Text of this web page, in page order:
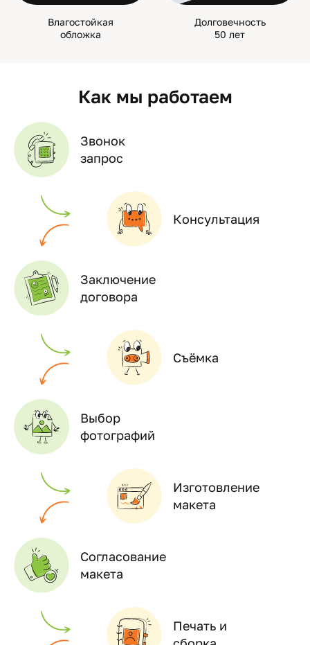
Влагостойкая
обложка
Долговечность
50 лет
Как мы работаем
Звонок
запрос
Консультация
Заключение
договора
Съёмка
Выбор
фотографий
Изготовление
макета
Согласование
макета
Печать и